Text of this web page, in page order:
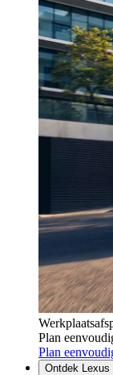
Plan
Plan
Ontdek Lexus